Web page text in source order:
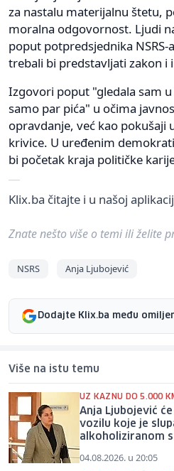
za nastalu materijalnu štetu,
moralna odgovornost. Ljudi
poput potpredsjednika
trebali bi predstavljati zakon i
Izgovori poput "gledala sam
samo par pića" u očima
opravdanje, već kao pokušaji
krivice. U uređenim
bi početak kraja političke
Klix.ba čitajte i u našoj
Znate nešto više o temi ili želite
NSRS Anja Ljubojević
Dodajte Klix.ba među
Više na istu temu
UZ KAZNU DO 5.000
Anja Ljubojević
vozilu koje je
alkoholiziranom
04.08.2026. u 20:05